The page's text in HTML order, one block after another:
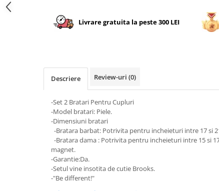
Livrare gratuita la peste 300 LEI
Descriere Review-uri (0)
-Set 2 Bratari Pentru Cupluri
-Model bratari: Piele.
-Dimensiuni bratari
-Bratara barbat: Potrivita pentru incheieturi intre 17 si
-Bratara dama : Potrivita pentru incheieturi intre 15 si
magnet.
-Garantie:Da.
-Setul vine insotita de cutie Brooks.
-"Be different!"